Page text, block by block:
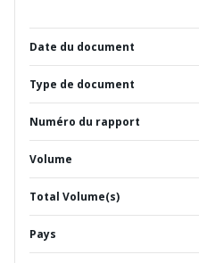
Date du document
Type de document
Numéro du rapport
Volume
Total Volume(s)
Pays